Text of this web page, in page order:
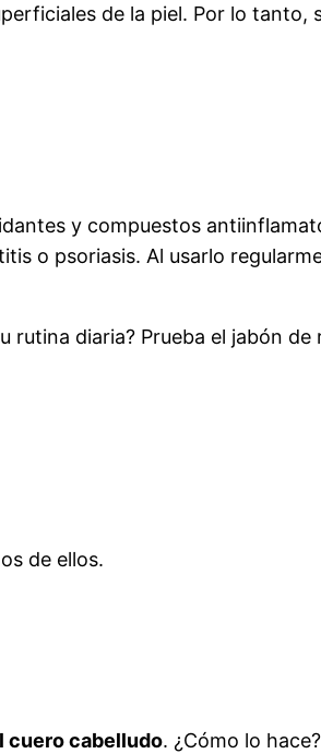
de la piel. Por lo tanto,
y compuestos
o psoriasis. Al usarlo
diaria? Prueba el jabón de
de ellos.
cuero cabelludo. ¿Cómo lo